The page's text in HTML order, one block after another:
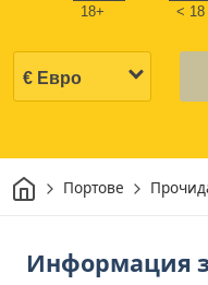
18+ < 18
Начало
Портове
Информация